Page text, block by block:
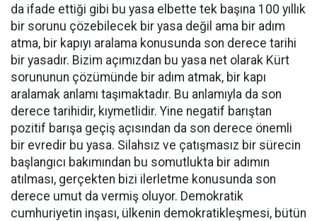
da ifade ettiği gibi bu yasa elbette tek başına 100 yıllık
bir sorunu çözebilecek bir yasa değil ama bir adım
atma, bir kapıyı aralama konusunda son derece tarihi
bir yasadır. Bizim açımızdan bu yasa net olarak Kürt
sorununun çözümünde bir adım atmak, bir kapı
aralamak anlamı taşımaktadır. Bu anlamıyla da son
derece tarihidir, kıymetlidir. Yine negatif barıştan
pozitif barışa geçiş açısından da son derece önemli
bir evredir bu yasa. Silahsız ve çatışmasız bir sürecin
başlangıcı bakımından bu somutlukta bir adımın
atılması, gerçekten bizi ilerletme konusunda son
derece umut da vermiş oluyor. Demokratik
cumhuriyetin inşası, ülkenin demokratikleşmesi, bütün